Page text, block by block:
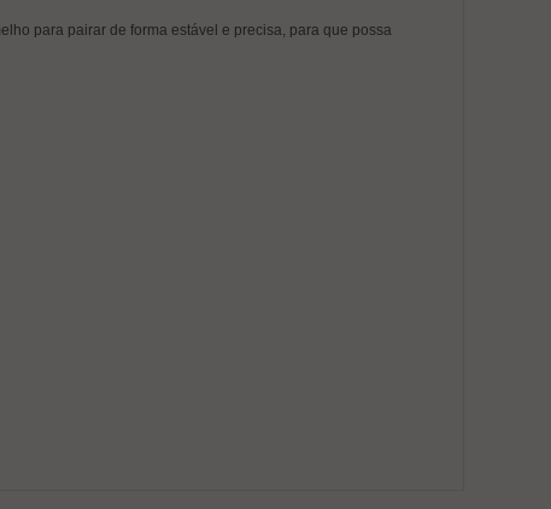
para pairar de forma estável e precisa, para que possa